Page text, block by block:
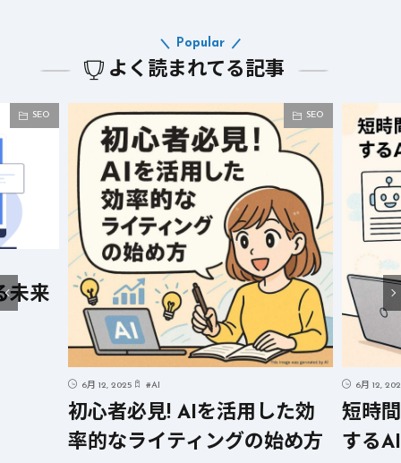
よく読まれてる記事
Popular
SEO
未来
SEO
6月 12, 2025 #AI
初心者必見! AIを活用した効
率的なライティングの始め方
6月 12,
短時
する